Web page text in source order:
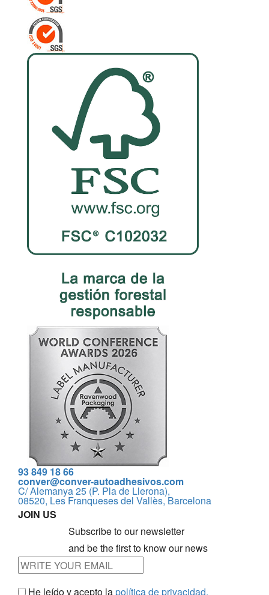
93 849 18 66
conver@conver-autoadhesivos.com
C/ Alemanya 25 (P. Pla de Llerona),
08520, Les Franqueses del Vallès, Barcelona
JOIN US
Subscribe to our newsletter
and be the first to know our news
He leído y acepto lapolítica de privacidad.